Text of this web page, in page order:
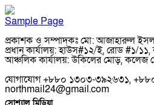
Sample Page
প্রকাশক ও সম্পাদকঃ মো: আজাহারুল
প্রধান কার্যালয়: হাউস#১২/ই, রোড #১/
আঞ্চলিক কার্যালয়: উকিলের মোড়, কলেজ
যোগাযোগ +৮৮০ ১৩০৩-৩৯২৬৩১,
northmail24@gmail.com